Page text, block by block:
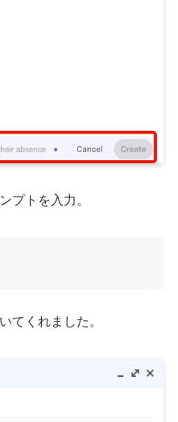
プトを入力。
てくれました。